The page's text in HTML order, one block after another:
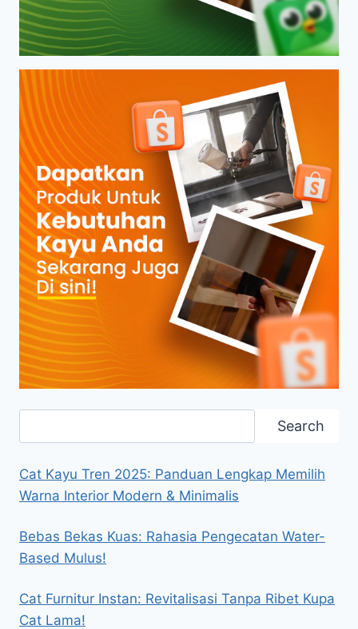
Search
Cat Kayu Tren 2025: Panduan Lengkap Memilih
Warna Interior Modern & Minimalis
Bebas Bekas Kuas: Rahasia Pengecatan Water-
Based Mulus!
Cat Furnitur Instan: Revitalisasi Tanpa Ribet Kupa
Cat Lama!